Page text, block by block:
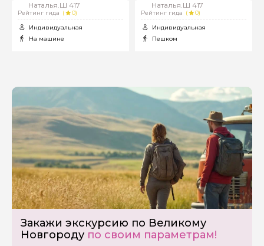
Наталья.Ш 417
Рейтинг гида (
0)
Индивидуальная
На машине
Наталья.Ш 417
Рейтинг гида (
0)
Индивидуальная
Пешком
Закажи экскурсию по Великому
Новгороду по своим параметрам!
Задайте свой вопрос гиду
Как вас зовут